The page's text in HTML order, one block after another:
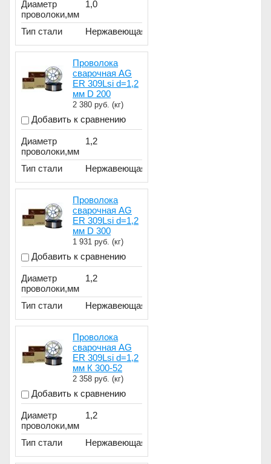
Диаметр
проволоки,мм
1,0
Тип стали Нержавеющая
Проволока
сварочная AG
ER 309Lsi d=1,2
мм D 200
2 380 руб. (кг)
Добавить к сравнению
Диаметр
проволоки,мм
1,2
Тип стали Нержавеющая
Проволока
сварочная AG
ER 309Lsi d=1,2
мм D 300
1 931 руб. (кг)
Добавить к сравнению
Диаметр
проволоки,мм
1,2
Тип стали Нержавеющая
Проволока
сварочная AG
ER 309Lsi d=1,2
мм К 300-52
2 358 руб. (кг)
Добавить к сравнению
Диаметр
проволоки,мм
1,2
Тип стали Нержавеющая